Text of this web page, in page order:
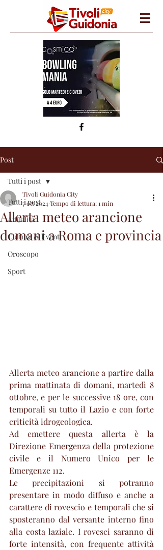
Post
Tutti i post
Attualità
Cultura & Eventi
Oroscopo
Sport
Tutti i post
Allerta meteo arancione
domani a Roma e provincia
Tivoli Guidonia City
7 ott 2024Tempo di lettura: 1 min
Allerta meteo arancione a partire dalla
prima mattinata di domani, martedì 8
ottobre, e per le successive 18 ore, con
temporali su tutto il Lazio e con forte
criticità idrogeologica.
Ad emettere questa allerta è la
Direzione Emergenza della protezione
civile e il Numero Unico per le
Emergenze 112.
Le precipitazioni si potranno
presentare in modo diffuso e anche a
carattere di rovescio e temporali che si
sposteranno dal versante interno fino
alla costa laziale. I rovesci saranno di
forte intensità, con frequente attività